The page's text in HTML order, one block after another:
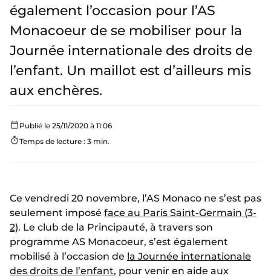
également l’occasion pour l’AS
Monacoeur de se mobiliser pour la
Journée internationale des droits de
l’enfant. Un maillot est d’ailleurs mis
aux enchères.
Publié le 25/11/2020 à 11:06
Temps de lecture : 3 min.
Ce vendredi 20 novembre, l’AS Monaco ne s’est pas
seulement imposé face au Paris Saint-Germain (3-
2). Le club de la Principauté, à travers son
programme AS Monacoeur, s’est également
mobilisé à l’occasion de la Journée internationale
des droits de l’enfant, pour venir en aide aux